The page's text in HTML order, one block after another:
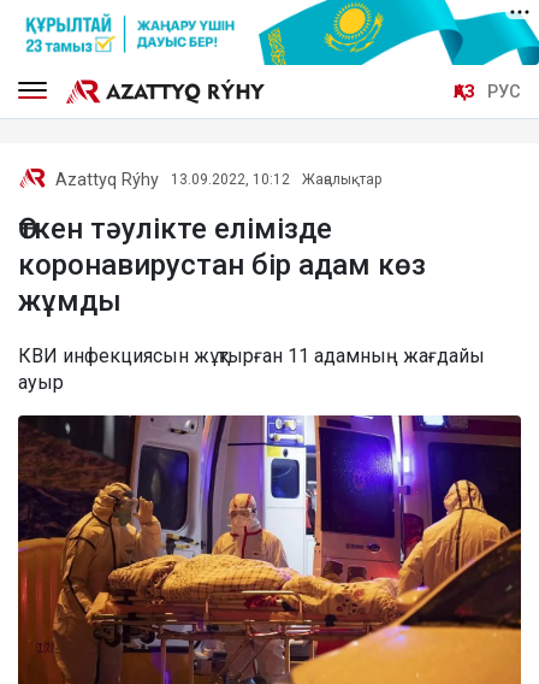
ҚАЗ РУС
Azattyq Rýhy 13.09.2022, 10:12 Жаңалықтар
Өткен тәулікте елімізде
коронавирустан бір адам көз
жұмды
КВИ инфекциясын жұқтырған 11 адамның жағдайы
ауыр